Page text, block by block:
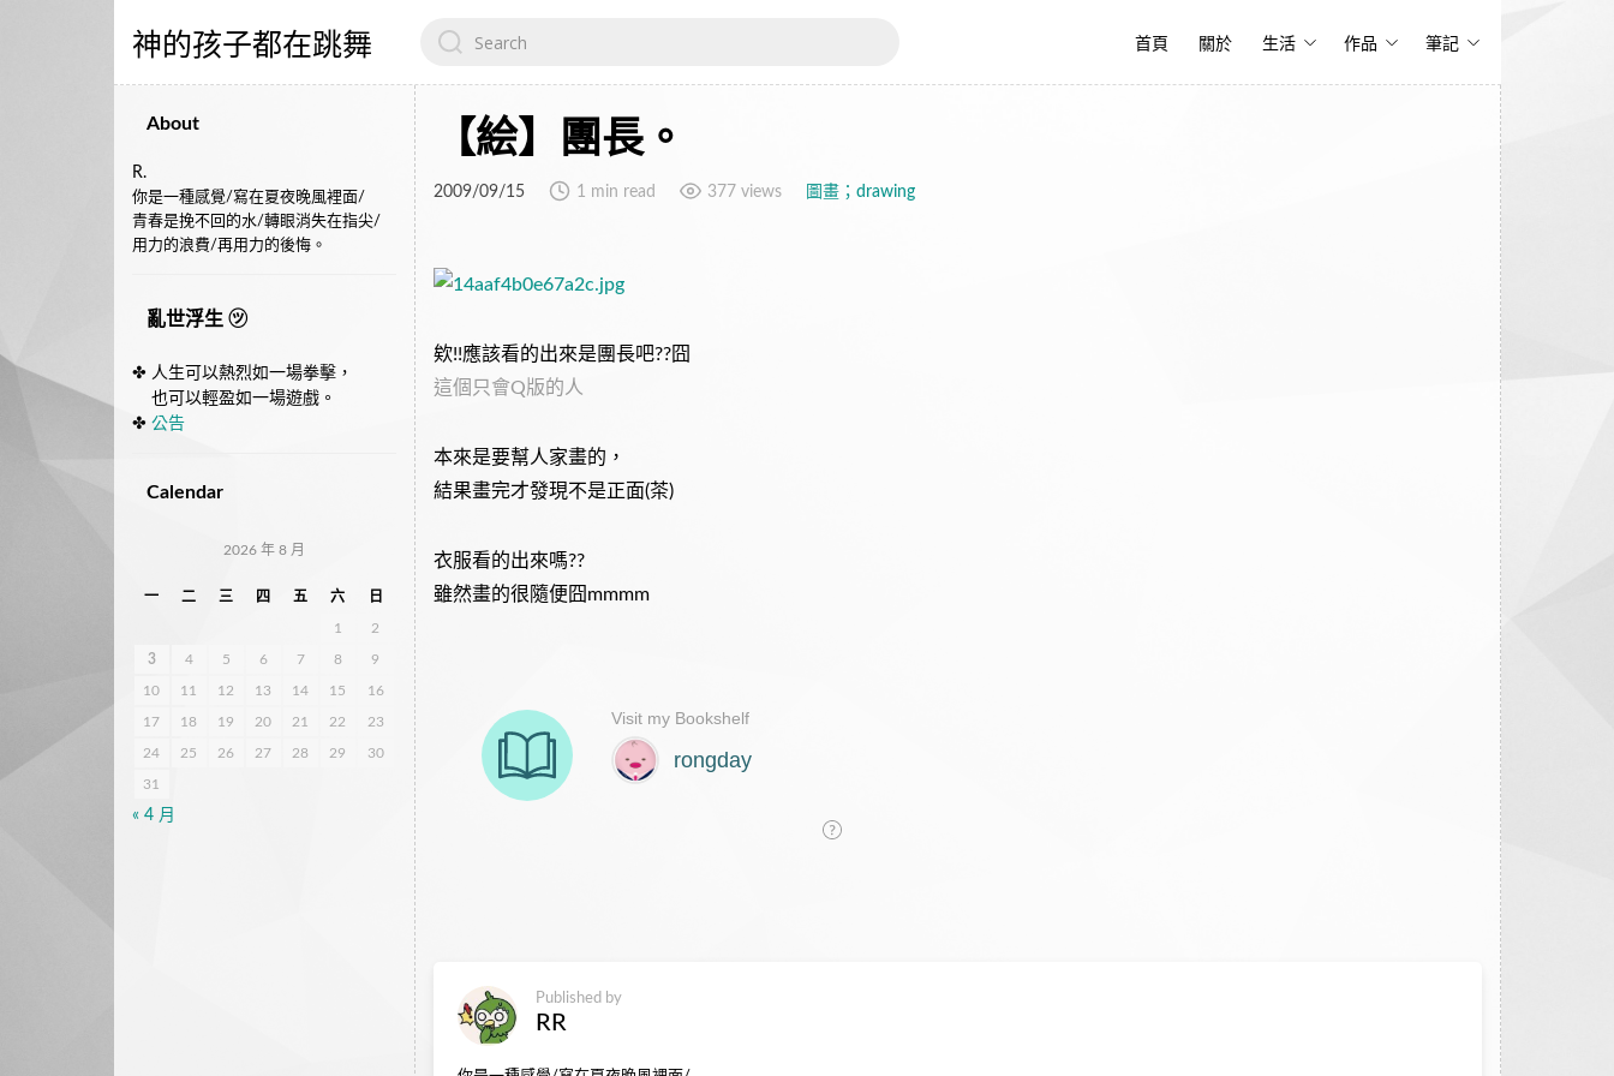
神的孩子都在跳舞
for:
首頁 關於 生活 作品 筆記
【絵】團長。
2009/09/15 1 min read 377 views 圖畫；drawing
欸!!應該看的出來是團長吧??囧
這個只會Q版的人
本來是要幫人家畫的，
結果畫完才發現不是正面(茶)
衣服看的出來嗎??
雖然畫的很隨便囧mmmm
Published by
RR
About
R.
你是一種感覺/寫在夏夜晚風裡面/
青春是挽不回的水/轉眼消失在指尖/
用力的浪費/再用力的後悔。
亂世浮生 ㋡
✤ 人生可以熱烈如一場拳擊，
也可以輕盈如一場遊戲。
✤ 公告
Calendar
2026 年 8 月
一 二 三 四 五 六 日
1 2
3 4 5 6 7 8 9
10 11 12 13 14 15 16
17 18 19 20 21 22 23
24 25 26 27 28 29 30
31
« 4 月